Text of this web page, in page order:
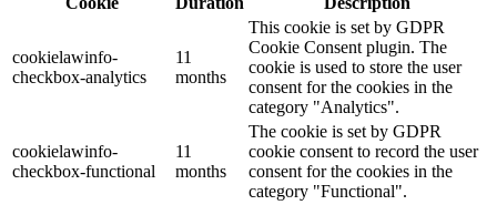
cookielawinfo-
checkbox-analytics
11
months
This cookie is set by GDPR
Cookie Consent plugin. The
cookie is used to store the user
consent for the cookies in the
category "Analytics".
cookielawinfo-
checkbox-functional
11
months
The cookie is set by GDPR
cookie consent to record the user
consent for the cookies in the
category "Functional".